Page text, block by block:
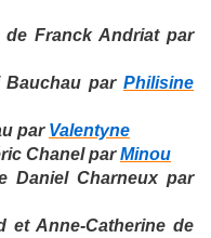
Franck Andriat par
Bauchau par Philisine
par Valentyne
Chanel par Minou
Daniel Charneux par
et Anne-Catherine de